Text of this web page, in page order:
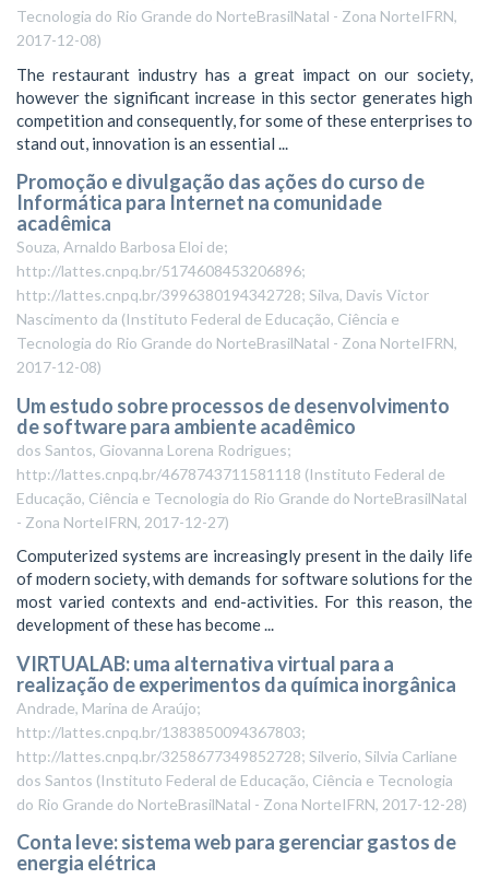
Tecnologia do Rio Grande do NorteBrasilNatal - Zona NorteIFRN,
2017-12-08)
The restaurant industry has a great impact on our society,
however the significant increase in this sector generates high
competition and consequently, for some of these enterprises to
stand out, innovation is an essential ...
Promoção e divulgação das ações do curso de
Informática para Internet na comunidade
acadêmica
Souza, Arnaldo Barbosa Eloi de;
http://lattes.cnpq.br/5174608453206896;
http://lattes.cnpq.br/3996380194342728; Silva, Davis Victor
Nascimento da (Instituto Federal de Educação, Ciência e
Tecnologia do Rio Grande do NorteBrasilNatal - Zona NorteIFRN,
2017-12-08)
Um estudo sobre processos de desenvolvimento
de software para ambiente acadêmico
dos Santos, Giovanna Lorena Rodrigues;
http://lattes.cnpq.br/4678743711581118 (Instituto Federal de
Educação, Ciência e Tecnologia do Rio Grande do NorteBrasilNatal
- Zona NorteIFRN, 2017-12-27)
Computerized systems are increasingly present in the daily life
of modern society, with demands for software solutions for the
most varied contexts and end-activities. For this reason, the
development of these has become ...
VIRTUALAB: uma alternativa virtual para a
realização de experimentos da química inorgânica
Andrade, Marina de Araújo;
http://lattes.cnpq.br/1383850094367803;
http://lattes.cnpq.br/3258677349852728; Silverio, Silvia Carliane
dos Santos (Instituto Federal de Educação, Ciência e Tecnologia
do Rio Grande do NorteBrasilNatal - Zona NorteIFRN, 2017-12-28)
Conta leve: sistema web para gerenciar gastos de
energia elétrica